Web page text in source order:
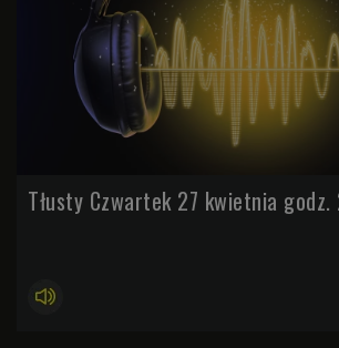
Tłusty Czwartek 27 kwietnia godz.